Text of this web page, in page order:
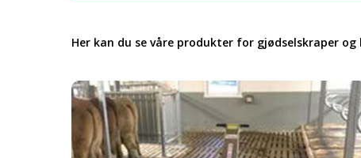
Her kan du se våre produkter for gjødselskraper og